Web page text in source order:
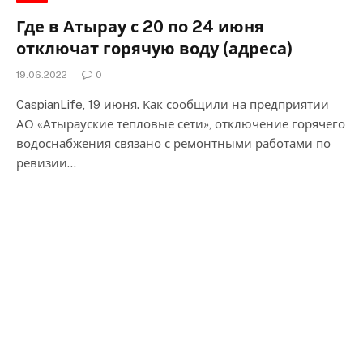
Где в Атырау с 20 по 24 июня
отключат горячую воду (адреса)
19.06.2022 0
CaspianLife, 19 июня. Как сообщили на предприятии
АО «Атырауские тепловые сети», отключение горячего
водоснабжения связано с ремонтными работами по
ревизии…